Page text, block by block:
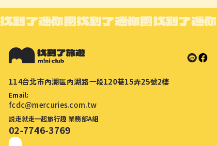
找到了迷你團找到了迷你團找到了迷
114台北市內湖區內湖路一段120巷15弄25號2樓
Email:
fcdc@mercuries.com.tw
説走就走一起旅行趣 業務部A組
02-7746-3769